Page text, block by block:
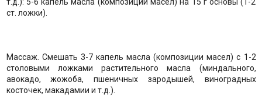
ст. ложки).
Массаж. Смешать 3-7 капель масла (композиции масел) с 1-2
столовыми ложками растительного масла (миндального,
авокадо, жожоба, пшеничных зародышей, виноградных
косточек, макадамии и т.д.).